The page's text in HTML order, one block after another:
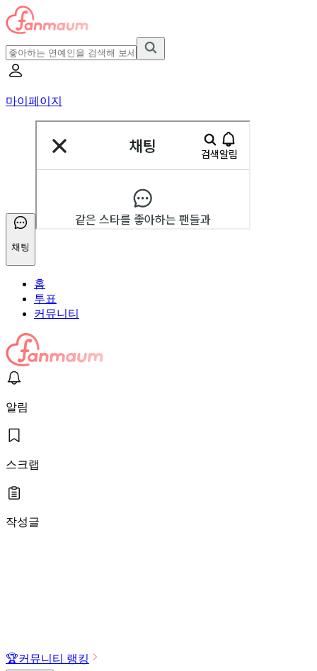
마이페이지
채팅
홈
투표
커뮤니티
알림
스크랩
작성글
🏆커뮤니티 랭킹